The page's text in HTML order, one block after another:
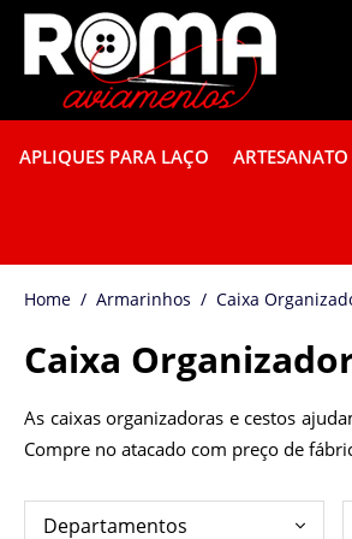
APLIQUES PARA LAÇO ARTESANATO
Armarinhos Caixa
Caixa
As caixas organizadoras e cestos
Compre no atacado com preço de